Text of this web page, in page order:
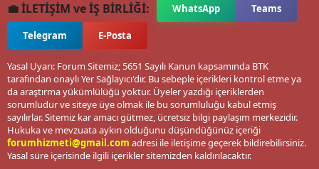
💼 İLETİŞİM ve İŞ BİRLİĞİ: WhatsApp Teams
Telegram E-Posta
Yasal Uyarı: Forum Sitemiz; 5651 Sayılı Kanun kapsamında BTK
tarafından onaylı Yer Sağlayıcı'dır. Bu sebeple içerikleri kontrol etme ya
da araştırma yükümlülüğü yoktur. Üyeler yazdığı içeriklerden
sorumludur ve siteye üye olmak ile bu sorumluluğu kabul etmiş
sayılırlar. Sitemiz kar amacı gütmez, ücretsiz bilgi paylaşım merkezidir.
Hukuka ve mevzuata aykırı olduğunu düşündüğünüz içeriği
forumhizmeti@gmail.com adresi ile iletişime geçerek bildirebilirsiniz.
Yasal süre içerisinde ilgili içerikler sitemizden kaldırılacaktır.